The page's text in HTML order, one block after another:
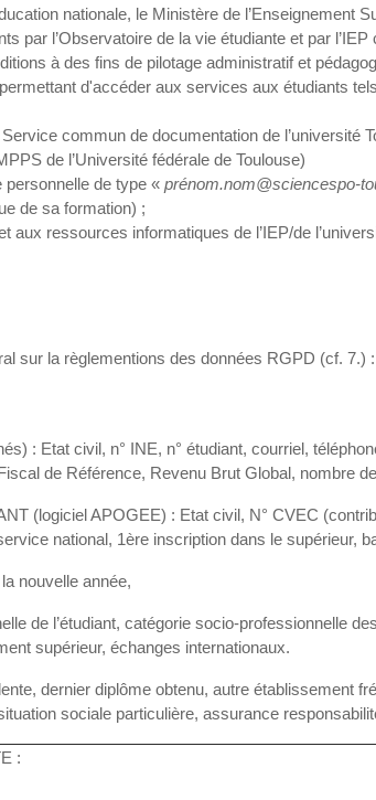
nationale, le Ministère de
par l’Observatoire de la vie étudiante et par
à des fins de pilotage administratif et
d'accéder aux services aux étudiants
commun de documentation de
de l’Université fédérale de Toulouse)
personnelle de type « prénom.nom@sciencespo-
de sa formation) ;
aux ressources informatiques de l’IEP/de
sur la règlementions des données RGPD (cf.
: Etat civil, n° INE, n° étudiant, courriel,
de Référence, Revenu Brut Global, nombre
(logiciel APOGEE) : Etat civil, N° CVEC
national, 1ère inscription dans le supérieur,
nouvelle année,
de l’étudiant, catégorie socio-professionnelle
supérieur, échanges internationaux.
dernier diplôme obtenu, autre établissement
sociale particulière, assurance
: